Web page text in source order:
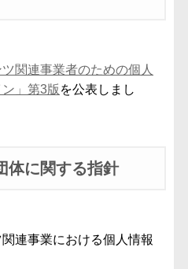
ツ関連事業者のための個人
」第3版 を公表しまし
体に関する指針
連事業における個人情報